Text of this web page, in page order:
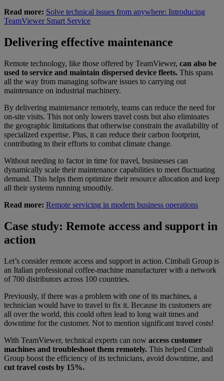
Read more: Solve technical issues from anywhere: Introducing
TeamViewer Smart Service
Delivering effective maintenance
Remote technology, like those offered by TeamViewer, can also be
used to service and maintain dispersed device fleets. This spans
all the way from managing software issues to carrying out
maintenance on industrial machinery.
By delivering maintenance remotely, teams can reduce the need for
on-site visits. This not only lowers travel costs but also eliminates
the geographic limitations that otherwise constrain the availability of
specialized expertise. Plus, it can reduce their carbon footprint,
contributing to their efforts to combat climate change.
Without needing to factor in time for travel, businesses can
dynamically scale their maintenance capabilities to meet fluctuating
demand. This helps them optimize their resource allocation and keep
all their systems running smoothly.
Read more: Remote servicing in modern business operations
Case study: Remote access and support in
action
Let’s consider remote access and support in action. Cimbali Group is
an Italian professional coffee-machine manufacturer with a network
of 700 distributors across 100 countries.
Previously, if there was a problem with one of its machines, a
technician would have to travel to fix it. Because its customers are
all over the world, this could often lead to long wait times and
downtime for the customer. Not to mention significant travel costs!
With TeamViewer, technical experts can now access customer
machines and troubleshoot them remotely. This helped Cimbali
Group boost the efficiency of its technicians, avoid downtime, and
cut travel costs by 15%.